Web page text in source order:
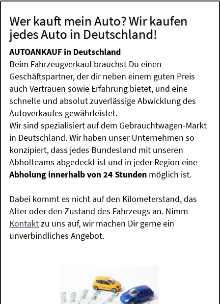
Wer kauft mein Auto? Wir kaufen
jedes Auto in Deutschland!
AUTOANKAUF in Deutschland
Beim Fahrzeugverkauf brauchst Du einen
Geschäftspartner, der dir neben einem guten Preis
auch Vertrauen sowie Erfahrung bietet, und eine
schnelle und absolut zuverlässige Abwicklung des
Autoverkaufes gewährleistet.
Wir sind spezialisiert auf dem Gebrauchtwagen-Markt
in Deutschland. Wir haben unser Unternehmen so
konzipiert, dass jedes Bundesland mit unseren
Abholteams abgedeckt ist und in jeder Region eine
Abholung innerhalb von 24 Stunden möglich ist.
Dabei kommt es nicht auf den Kilometerstand, das
Alter oder den Zustand des Fahrzeugs an. Nimm
Kontaktzu uns auf, wir machen Dir gerne ein
unverbindliches Angebot.